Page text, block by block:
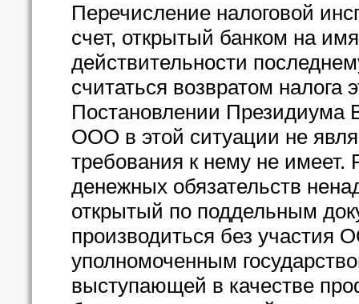
Перечисление налоговой
счет, открытый банком на
действительности
считаться возвратом
Постановлении Президиума
ООО в этой ситуации не
требования к нему не имеет.
денежных обязательств
открытый по поддельным
производиться без участия
уполномоченным
выступающей в качестве